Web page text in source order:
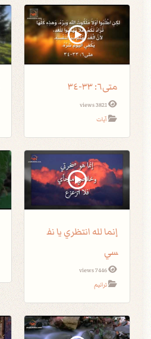
متى٦: ٣٣-٣٤
3821 views
آيات
إنما لله انتظري يا نف
سي
7446 views
ترانيم